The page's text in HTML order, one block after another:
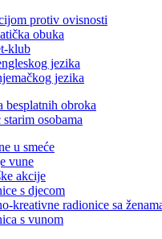
protiv ovisnosti
obuka
klub
jezika
jezika
besplatnih obroka
starim osobama
u smeće
vune
akcije
s djecom
kreativne radionice sa
s vunom